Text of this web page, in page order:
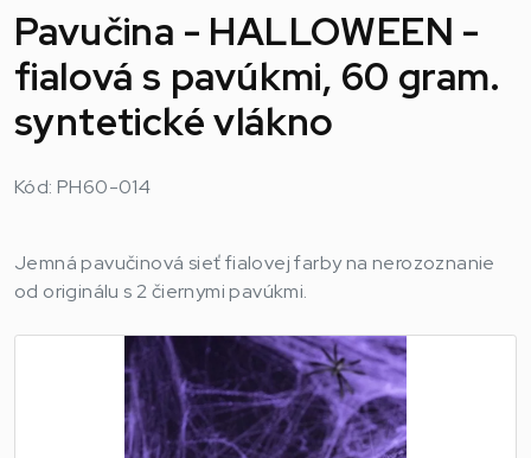
Pavučina - HALLOWEEN -
fialová s pavúkmi, 60 gram.
syntetické vlákno
Kód: PH60-014
Jemná pavučinová sieť fialovej farby na nerozoznanie
od originálu s 2 čiernymi pavúkmi.